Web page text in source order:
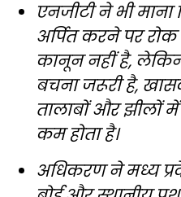
एनजीटी ने भी
अर्पित करने पर
कानून नहीं है,
बचना जरूरी है,
तालाबों और झीलों में
कम होता है।
अधिकरण ने मध्य